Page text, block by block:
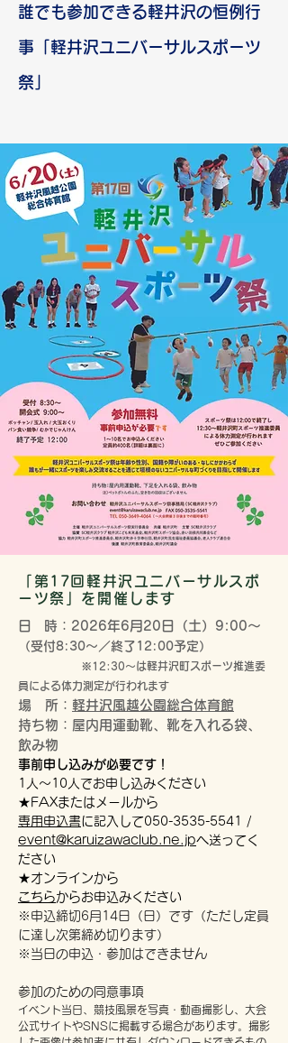
​誰でも参加できる軽井沢の恒例行
事「軽井沢ユニバーサルスポーツ
祭」
「第17回軽井沢ユニバーサルスポ
ーツ祭」を開催します
日 時：2026年6月20日（土）9:00～
（受付8:30～／終了12:00予定）
※12:30～は軽井沢町スポーツ推進委
員による体力測定が行われます
場 所： 軽井沢風越公園総合体育館
持ち物：屋内用運動靴、靴を入れる袋、
飲み物
事前申し込みが必要です！
1人～10人でお申し込みください
★FAXまたはメールから
専用申込書に記入して050-3535-5541 /
event@karuizawaclub.ne.jpへ送ってく
ださい
★オンラインから
こちらからお申込みください
​※申込締切6月14日（日）です（ただし定員
に達し次第締め切ります）
※当日の申込・参加はできません
参加のための同意事項
イベント当日、競技風景を写真・動画撮影し、大会
公式サイトやSNSに掲載する場合があります。撮影